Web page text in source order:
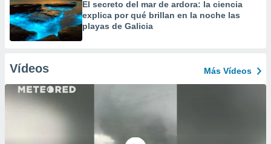
El secreto del mar de ardora: la ciencia
explica por qué brillan en la noche las
playas de Galicia
Vídeos Más Vídeos